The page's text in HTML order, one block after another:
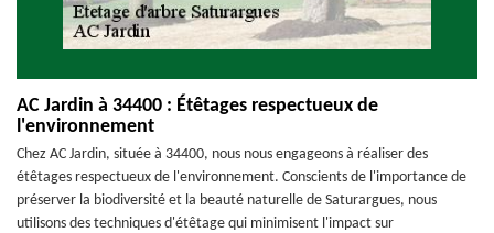
AC Jardin à 34400 : Étêtages respectueux de
l'environnement
Chez AC Jardin, située à 34400, nous nous engageons à réaliser des
étêtages respectueux de l'environnement. Conscients de l'importance de
préserver la biodiversité et la beauté naturelle de Saturargues, nous
utilisons des techniques d'étêtage qui minimisent l'impact sur